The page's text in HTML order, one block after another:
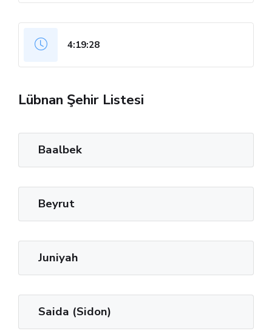
4:19:28
Lübnan Şehir Listesi
Baalbek
Beyrut
Juniyah
Saida (Sidon)